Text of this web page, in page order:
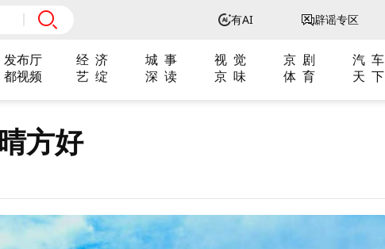
有AI 辟谣专区
发布厅 经 济 城 事 视 觉 京 剧 汽 车
都视频 艺 绽 深 读 京 味 体 育 天 下
方好